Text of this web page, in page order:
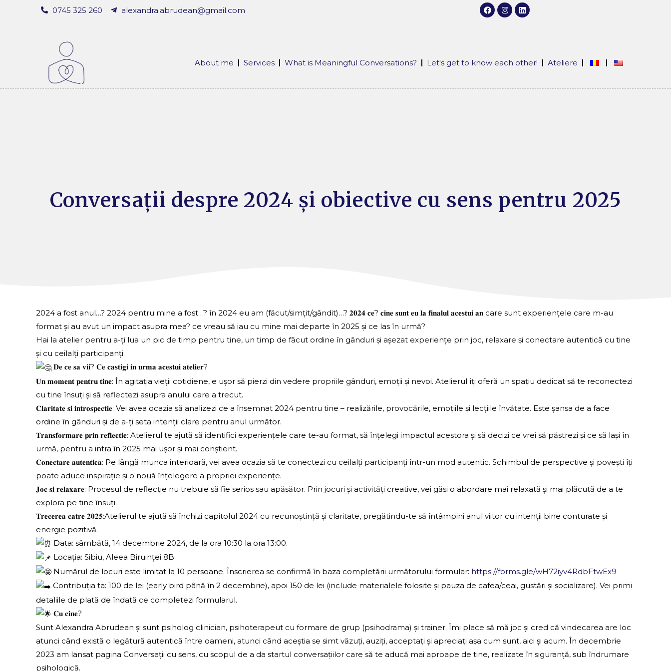
0745 325 260 alexandra.abrudean@gmail.com
About me Services What is Meaningful Conversations? Let's get to know each other! Ateliere
Conversații despre 2024 și obiective cu sens pentru 2025
2024 a fost anul…? 2024 pentru mine a fost…? în 2024 eu am (făcut/simțit/gândit)…? 𝟐𝟎𝟐𝟒 𝐜𝐞? 𝐜𝐢𝐧𝐞 𝐬𝐮𝐧𝐭 𝐞𝐮 𝐥𝐚 𝐟𝐢𝐧𝐚𝐥𝐮𝐥 𝐚𝐜𝐞𝐬𝐭𝐮𝐢 𝐚𝐧 care sunt experiențele care m-au
format și au avut un impact asupra mea? ce vreau să iau cu mine mai departe în 2025 și ce las în urmă?
Hai la atelier pentru a-ți lua un pic de timp pentru tine, un timp de făcut ordine în gânduri și așezat experiențe prin joc, relaxare și conectare autentică cu tine
și cu ceilalți participanți.
𝐃𝐞 𝐜𝐞 𝐬𝐚 𝐯𝐢𝐢? 𝐂𝐞 𝐜𝐚𝐬𝐭𝐢𝐠𝐢 𝐢𝐧 𝐮𝐫𝐦𝐚 𝐚𝐜𝐞𝐬𝐭𝐮𝐢 𝐚𝐭𝐞𝐥𝐢𝐞𝐫?
𝐔𝐧 𝐦𝐨𝐦𝐞𝐧𝐭 𝐩𝐞𝐧𝐭𝐫𝐮 𝐭𝐢𝐧𝐞: În agitația vieții cotidiene, e ușor să pierzi din vedere propriile gânduri, emoții și nevoi. Atelierul îți oferă un spațiu dedicat să te reconectezi
cu tine însuți și să reflectezi asupra anului care a trecut.
𝐂𝐥𝐚𝐫𝐢𝐭𝐚𝐭𝐞 𝐬𝐢 𝐢𝐧𝐭𝐫𝐨𝐬𝐩𝐞𝐜𝐭𝐢𝐞: Vei avea ocazia să analizezi ce a însemnat 2024 pentru tine – realizările, provocările, emoțiile și lecțiile învățate. Este șansa de a face
ordine în gânduri și de a-ți seta intenții clare pentru anul următor.
𝐓𝐫𝐚𝐧𝐬𝐟𝐨𝐫𝐦𝐚𝐫𝐞 𝐩𝐫𝐢𝐧 𝐫𝐞𝐟𝐥𝐞𝐜𝐭𝐢𝐞: Atelierul te ajută să identifici experiențele care te-au format, să înțelegi impactul acestora și să decizi ce vrei să păstrezi și ce să lași în
urmă, pentru a intra în 2025 mai ușor și mai conștient.
𝐂𝐨𝐧𝐞𝐜𝐭𝐚𝐫𝐞 𝐚𝐮𝐭𝐞𝐧𝐭𝐢𝐜𝐚: Pe lângă munca interioară, vei avea ocazia să te conectezi cu ceilalți participanți într-un mod autentic. Schimbul de perspective și povești îți
poate aduce inspirație și o nouă înțelegere a propriei experiențe.
𝐉𝐨𝐜 𝐬𝐢 𝐫𝐞𝐥𝐚𝐱𝐚𝐫𝐞: Procesul de reflecție nu trebuie să fie serios sau apăsător. Prin jocuri și activități creative, vei găsi o abordare mai relaxată și mai plăcută de a te
explora pe tine însuți.
𝐓𝐫𝐞𝐜𝐞𝐫𝐞𝐚 𝐜𝐚𝐭𝐫𝐞 𝟐𝟎𝟐𝟓:Atelierul te ajută să închizi capitolul 2024 cu recunoștință și claritate, pregătindu-te să întâmpini anul viitor cu intenții bine conturate și
energie pozitivă.
Data: sâmbătă, 14 decembrie 2024, de la ora 10:30 la ora 13:00.
Locația: Sibiu, Aleea Biruinței 8B
Numărul de locuri este limitat la 10 persoane. Înscrierea se confirmă în baza completării următorului formular: https://forms.gle/wH72iyv4RdbFtwEx9
Contribuția ta: 100 de lei (early bird până în 2 decembrie), apoi 150 de lei (include materialele folosite și pauza de cafea/ceai, gustări și socializare). Vei primi
detaliile de plată de îndată ce completezi formularul.
𝐂𝐮 𝐜𝐢𝐧𝐞?
Sunt Alexandra Abrudean și sunt psiholog clinician, psihoterapeut cu formare de grup (psihodrama) și trainer. Îmi place să mă joc și cred că vindecarea are loc
atunci când există o legătură autentică între oameni, atunci când aceștia se simt văzuți, auziți, acceptați și apreciați așa cum sunt, aici și acum. În decembrie
2023 am lansat pagina Conversații cu sens, cu scopul de a da startul conversațiilor care să te aducă mai aproape de tine, realizate în siguranță, sub îndrumare
psihologică.